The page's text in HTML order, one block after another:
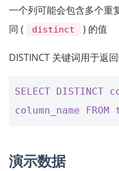
一个列可能会包含多个重
同 (
distinct ) 的值
DISTINCT 关键词用于返
SELECT DISTINCT
column_name
FROM
演示数据